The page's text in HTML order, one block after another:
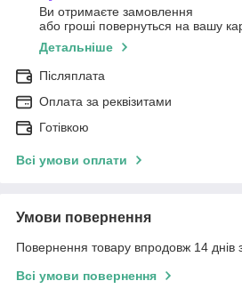
Ви отримаєте замовлення
або гроші повернуться на вашу
Детальніше
Післяплата
Оплата за реквізитами
Готівкою
Всі умови оплати
Умови повернення
Повернення товару впродовж 14 днів
Всі умови повернення